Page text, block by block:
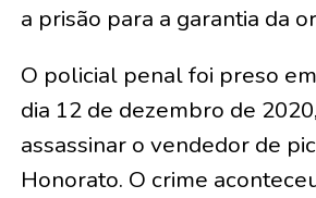
a prisão para a garantia da
O policial penal foi preso
dia 12 de dezembro de
assassinar o vendedor de
Honorato. O crime